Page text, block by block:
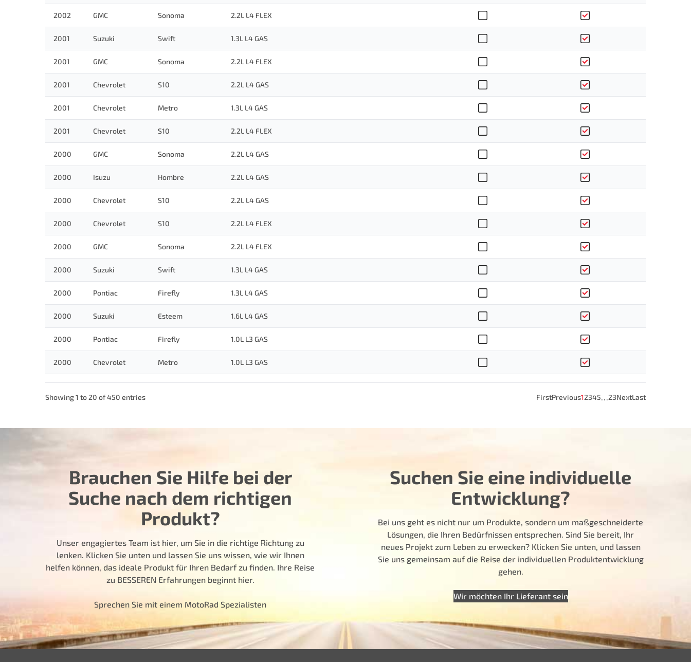
2002 GMC Sonoma 2.2L L4 FLEX
2001 Suzuki Swift 1.3L L4 GAS
2001 GMC Sonoma 2.2L L4 FLEX
2001 Chevrolet S10 2.2L L4 GAS
2001 Chevrolet Metro 1.3L L4 GAS
2001 Chevrolet S10 2.2L L4 FLEX
2000 GMC Sonoma 2.2L L4 GAS
2000 Isuzu Hombre 2.2L L4 GAS
2000 Chevrolet S10 2.2L L4 GAS
2000 Chevrolet S10 2.2L L4 FLEX
2000 GMC Sonoma 2.2L L4 FLEX
2000 Suzuki Swift 1.3L L4 GAS
2000 Pontiac Firefly 1.3L L4 GAS
2000 Suzuki Esteem 1.6L L4 GAS
2000 Pontiac Firefly 1.0L L3 GAS
2000 Chevrolet Metro 1.0L L3 GAS
Showing 1 to 20 of 450 entries FirstPrevious12345…23NextLast
Brauchen Sie Hilfe bei der
Suche nach dem richtigen
Produkt?
Unser engagiertes Team ist hier, um Sie in die richtige Richtung zu
lenken. Klicken Sie unten und lassen Sie uns wissen, wie wir Ihnen
helfen können, das ideale Produkt für Ihren Bedarf zu finden. Ihre Reise
zu BESSEREN Erfahrungen beginnt hier.
Sprechen Sie mit einem MotoRad Spezialisten
Suchen Sie eine individuelle
Entwicklung?
Bei uns geht es nicht nur um Produkte, sondern um maßgeschneiderte
Lösungen, die Ihren Bedürfnissen entsprechen. Sind Sie bereit, Ihr
neues Projekt zum Leben zu erwecken? Klicken Sie unten, und lassen
Sie uns gemeinsam auf die Reise der individuellen Produktentwicklung
gehen.
Wir möchten Ihr Lieferant sein